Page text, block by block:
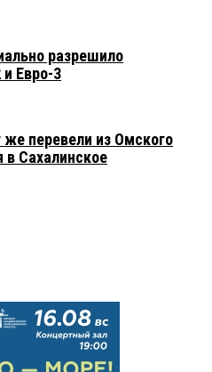
разрешило
и Евро-3
перевели из Омского
в Сахалинское